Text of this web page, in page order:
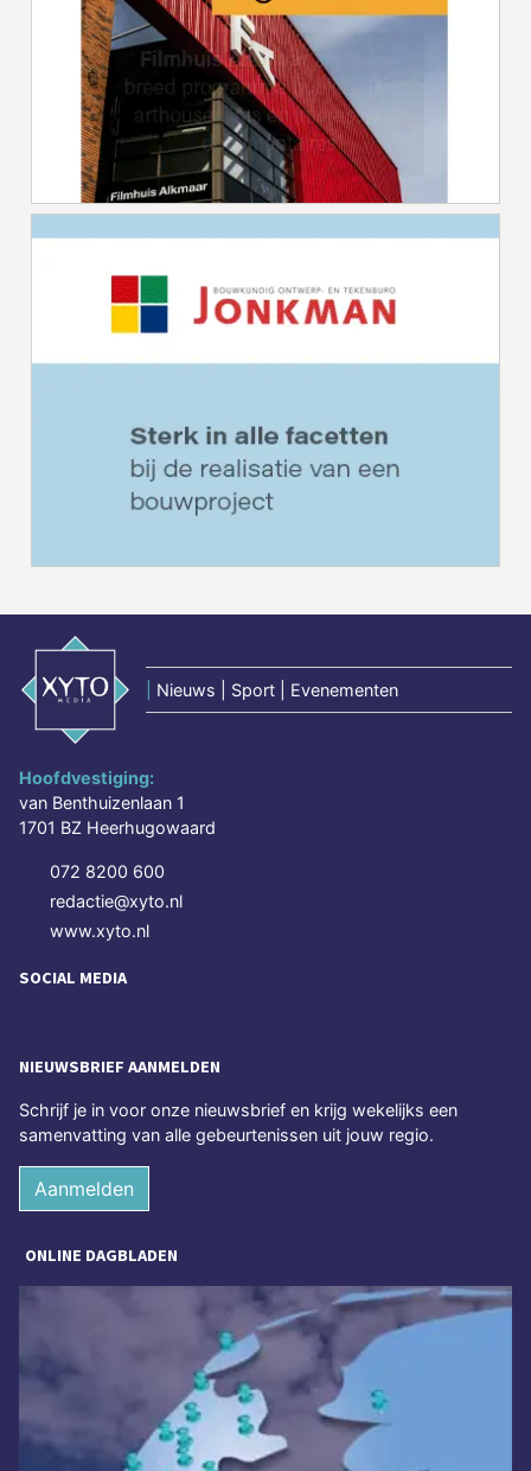
Nieuws | Sport | Evenementen
Hoofdvestiging:
van Benthuizenlaan 1
1701 BZ Heerhugowaard
072 8200 600
redactie@xyto.nl
www.xyto.nl
SOCIAL MEDIA
NIEUWSBRIEF AANMELDEN
Schrijf je in voor onze nieuwsbrief en krijg wekelijks een
samenvatting van alle gebeurtenissen uit jouw regio.
Aanmelden
ONLINE DAGBLADEN